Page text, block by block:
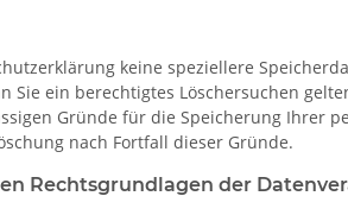
keine speziellere
Sie ein berechtigtes Löschersuchen
Gründe für die Speicherung Ihrer
nach Fortfall dieser Gründe.
Rechtsgrundlagen der